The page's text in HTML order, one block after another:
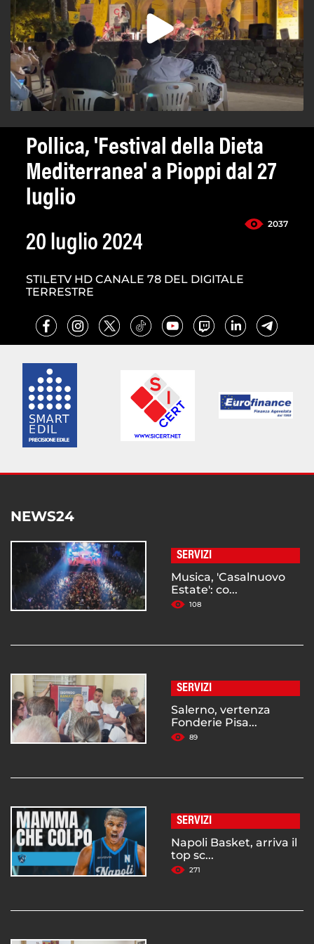
Pollica, 'Festival della Dieta
Mediterranea' a Pioppi dal 27
luglio
2037
20 luglio 2024
STILETV HD CANALE 78 DEL DIGITALE
TERRESTRE
NEWS24
SERVIZI
Musica, 'Casalnuovo
Estate': co...
108
SERVIZI
Salerno, vertenza
Fonderie Pisa...
89
SERVIZI
Napoli Basket, arriva il
top sc...
271